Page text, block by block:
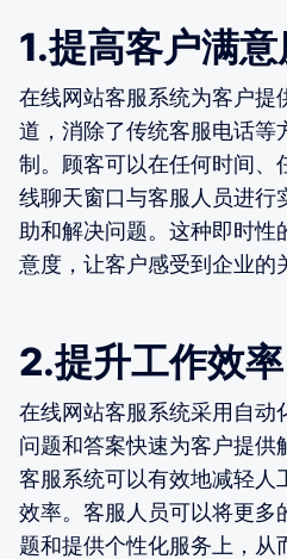
1.提高客户满意
在线网站客服系统为客户提
道，消除了传统客服电话等
制。顾客可以在任何时间、
线聊天窗口与客服人员进行
助和解决问题。这种即时性
意度，让客户感受到企业的
2.提升工作效率
在线网站客服系统采用自动
问题和答案快速为客户提供
客服系统可以有效地减轻人
效率。客服人员可以将更多
题和提供个性化服务上，从